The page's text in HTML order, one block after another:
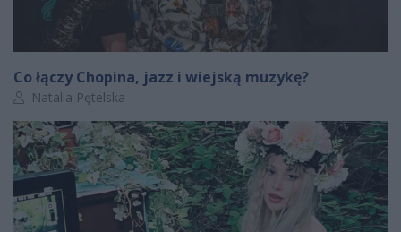
Co łączy Chopina, jazz i wiejską muzykę?
Autor artykułu:
Natalia Pętelska